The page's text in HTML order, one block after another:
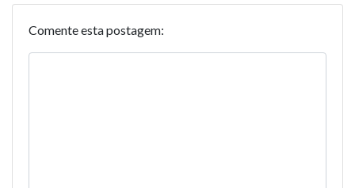
Comente esta postagem: